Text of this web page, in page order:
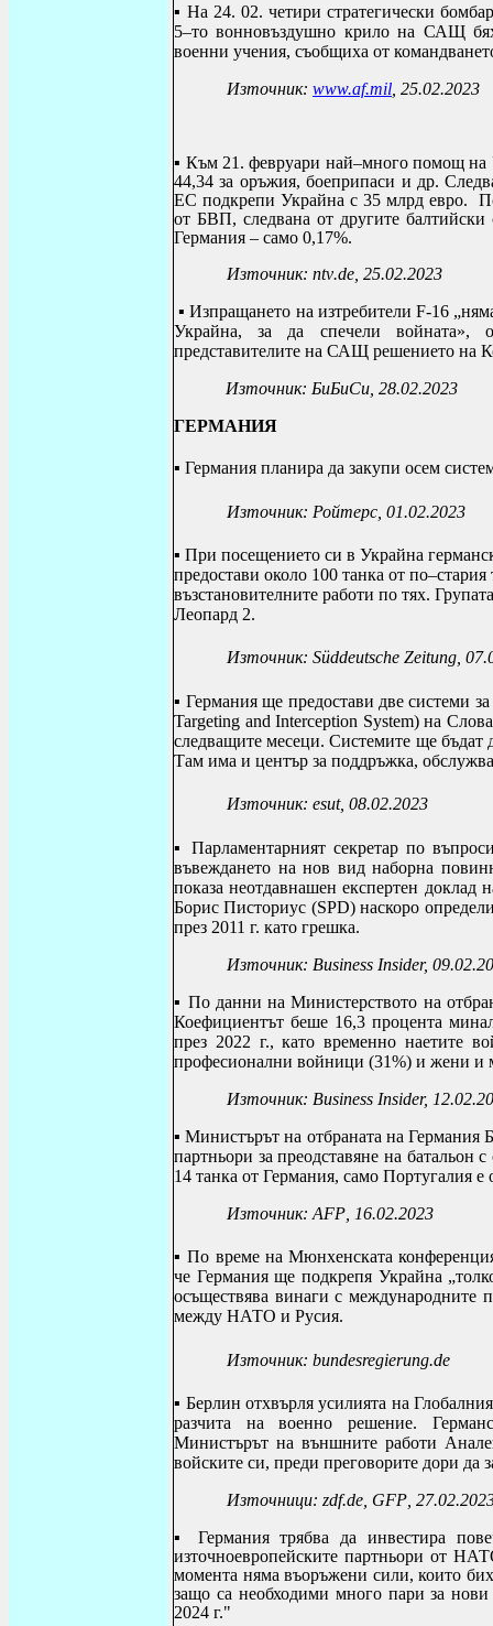
▪ На 24. 02. четири стратегически
5–то вонновъздушно крило на САЩ
военни учения, съобщиха от
Източник: www.af.mil , 25.02.2023
▪ Към 21. февруари най–много помощ на
44,34 за оръжия, боеприпаси и др.
ЕС подкрепи Украйна с 35 млрд евро.
от БВП, следвана от другите
Германия – само 0,17%.
Източник: ntv.de , 25.02.2023
▪Изпращането на изтребители F-16
Украйна, за да спечели войната»,
представителите на САЩ решението на
Източник: БиБиСи, 28.02.2023
ГЕРМАНИЯ
▪ Германия планира да закупи осем
Източник: Ройтерс, 01.02.2023
▪ При посещението си в Украйна
предостави около 100 танка от
възстановителните работи по тях.
Леопард 2.
Източник: Süddeutsche Zeitung ,
▪ Германия ще предостави две системи
Targeting and Interception System) на
следващите месеци. Системите ще
Там има и център за поддръжка,
Източник: esut, 08.02.2023
▪ Парламентарният секретар по
въвеждането на нов вид наборна
показа неотдавнашен експертен доклад
Борис Писториус (SPD) наскоро
през 2011 г. като грешка.
Източник: Business Insider,
▪ По данни на Министерството на
Коефициентът беше 16,3 процента
през 2022 г., като временно наетите
професионални войници (31%) и жени и
Източник: Business Insider,
▪Министърът на отбраната на Германия
партньори за преодставяне на батальон
14 танка от Германия, само Португалия
Източник: AFP , 16.02.2023
▪По време на Мюнхенската
че Германия ще подкрепя Украйна
осъществява винаги с международните
между НАТО и Русия.
Източник: bundesregierung.de
▪ Берлин отхвърля усилията на
разчита на военно решение.
Министърът на външните работи
войските си, преди преговорите дори да
Източници: zdf.de GFP ,
▪ Германия трябва да инвестира
източноевропейските партньори от
момента няма въоръжени сили, които
защо са необходими много пари за
2024 г."